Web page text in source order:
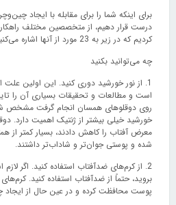
برای اینکه شما را برای مقابله با ایجاد
درست قرار دهیم، از متخصصین مختلف
کردیم که در زیر به 23 مورد از آنها اشاره می‌کنیم.
چه می‌توانید بکنید
1. از نور خورشید دوری کنید. این اولین
است و مطالعات و تحقیقات بسیاری آن را
روی دوقلوهای همسان انجام گرفت مشخص
خورشید خیلی بیشتر از ژنتیک اهمیت دارد.
معرض آفتاب را کاهش دادند، بسیار کمتر از
شده و پوستی جوان‌تر و شاداب‌تر داشتند.
2. از کرم‌های ضدآفتاب استفاده کنید. اگر
بروید، حتماً از ضدآفتاب استفاده کنید.
پوست محافظت کرده و در عین حال از ایجاد